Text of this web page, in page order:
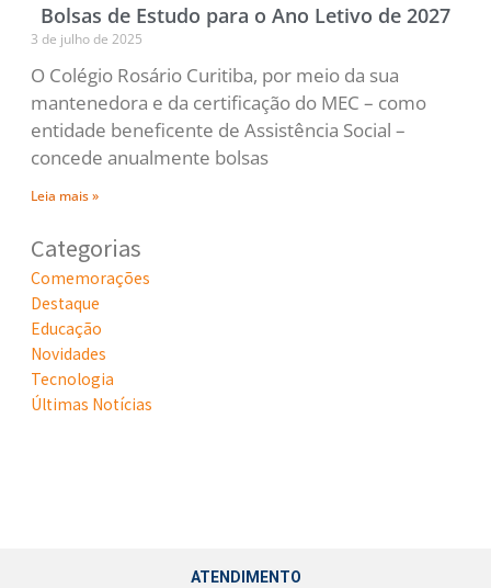
Bolsas de Estudo para o Ano Letivo de 2027
3 de julho de 2025
O Colégio Rosário Curitiba, por meio da sua
mantenedora e da certificação do MEC – como
entidade beneficente de Assistência Social –
concede anualmente bolsas
Leia mais »
Categorias
Comemorações
Destaque
Educação
Novidades
Tecnologia
Últimas Notícias
ATENDIMENTO